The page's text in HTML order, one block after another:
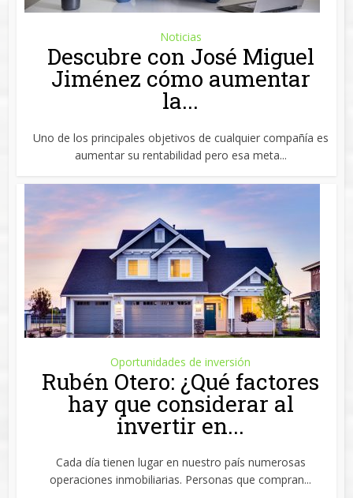
Noticias
Descubre con José Miguel
Jiménez cómo aumentar
la...
Uno de los principales objetivos de cualquier compañía es
aumentar su rentabilidad pero esa meta...
Oportunidades de inversión
Rubén Otero: ¿Qué factores
hay que considerar al
invertir en...
Cada día tienen lugar en nuestro país numerosas
operaciones inmobiliarias. Personas que compran...